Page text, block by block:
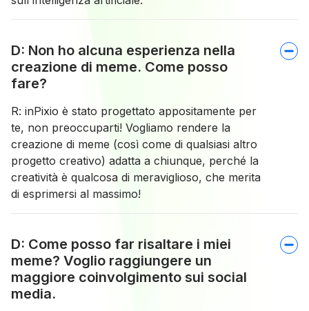
D: Non ho alcuna esperienza nella
creazione di meme. Come posso
fare?
R: inPixio è stato progettato appositamente per
te, non preoccuparti! Vogliamo rendere la
creazione di meme (così come di qualsiasi altro
progetto creativo) adatta a chiunque, perché la
creatività è qualcosa di meraviglioso, che merita
di esprimersi al massimo!
D: Come posso far risaltare i miei
meme? Voglio raggiungere un
maggiore coinvolgimento sui social
media.